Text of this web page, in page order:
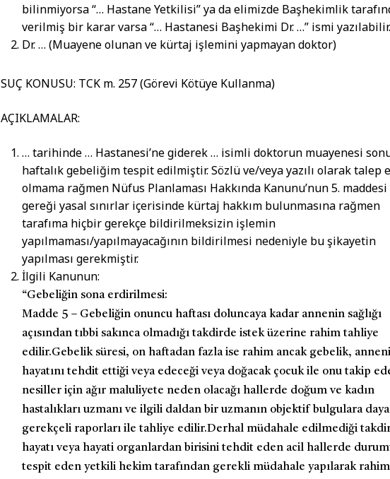
bilinmiyorsa “… Hastane Yetkilisi” ya da elimizde Başhekimlik
verilmiş bir karar varsa “… Hastanesi Başhekimi Dr. …” ismi
Dr. … (Muayene olunan ve kürtaj işlemini yapmayan doktor)
SUÇ KONUSU: TCK m. 257 (Görevi Kötüye Kullanma)
AÇIKLAMALAR:
… tarihinde … Hastanesi’ne giderek … isimli doktorun muayenesi
haftalık gebeliğim tespit edilmiştir. Sözlü ve/veya yazılı olarak talep
olmama rağmen Nüfus Planlaması Hakkında Kanunu’nun 5. maddesi
gereği yasal sınırlar içerisinde kürtaj hakkım bulunmasına rağmen
tarafıma hiçbir gerekçe bildirilmeksizin işlemin
yapılmaması/yapılmayacağının bildirilmesi nedeniyle bu şikayetin
yapılması gerekmiştir.
İlgili Kanunun:
“Gebeliğin sona erdirilmesi:
Madde 5 – Gebeliğin onuncu haftası doluncaya kadar annenin sağlığı
açısından tıbbi sakınca olmadığı takdirde istek üzerine rahim tahliye
edilir.Gebelik süresi, on haftadan fazla ise rahim ancak gebelik,
hayatını tehdit ettiği veya edeceği veya doğacak çocuk ile onu takip
nesiller için ağır maluliyete neden olacağı hallerde doğum ve kadın
hastalıkları uzmanı ve ilgili daldan bir uzmanın objektif bulgulara
gerekçeli raporları ile tahliye edilir.Derhal müdahale edilmediği
hayatı veya hayati organlardan birisini tehdit eden acil hallerde
tespit eden yetkili hekim tarafından gerekli müdahale yapılarak rahim